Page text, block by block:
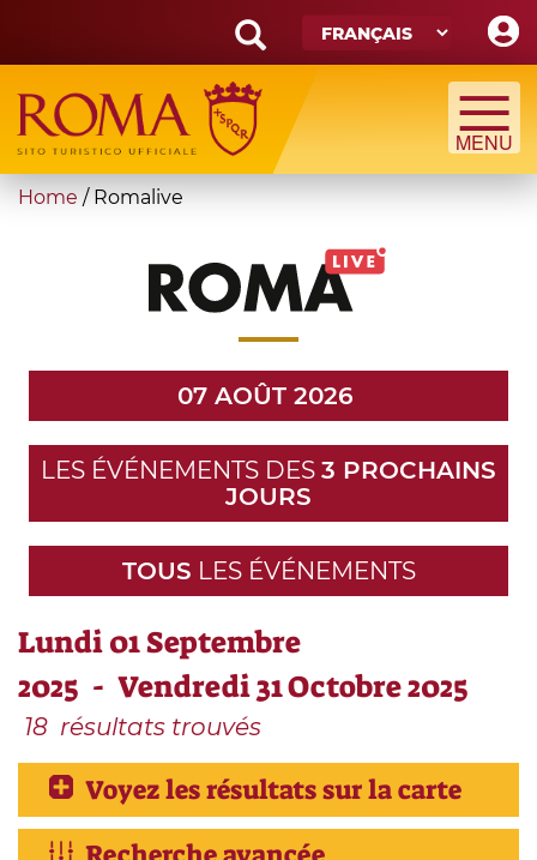
main
content
Search
form
Recherche
You
Home / Romalive
07 AOÛT 2026
LES ÉVÉNEMENTS DES 3 PROCHAINS
JOURS
TOUS LES ÉVÉNEMENTS
Lundi 01 Septembre
2025 - Vendredi 31 Octobre 2025
18 résultats trouvés
Voyez les résultats sur la carte